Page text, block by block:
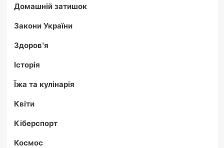
Домашній затишок
Закони України
Здоров'я
Історія
Їжа та кулінарія
Квіти
Кіберспорт
Космос